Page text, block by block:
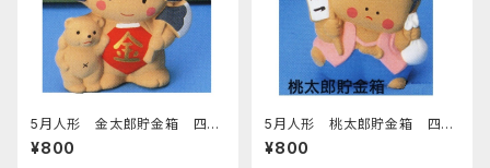
5月人形 金太郎貯金箱 四日
市萬古焼
¥800
5月人形 桃太郎貯金箱 四日
市萬古焼
¥800